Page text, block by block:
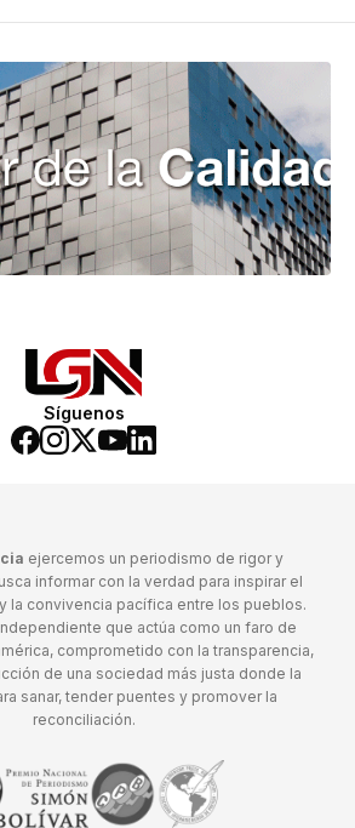
Síguenos
ejercemos un periodismo de rigor y
informar con la verdad para inspirar el
la convivencia pacífica entre los pueblos.
que actúa como un faro de
comprometido con la transparencia,
de una sociedad más justa donde la
sanar, tender puentes y promover la
reconciliación.